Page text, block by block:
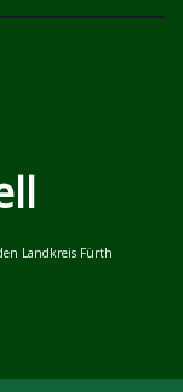
Landkreis Fürth